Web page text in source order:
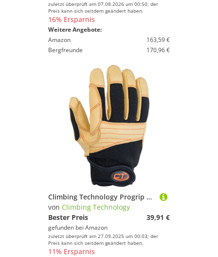
zuletzt überprüft am 07.08.2026 um 00:50; der
Preis kann sich seitdem geändert haben.
16% Ersparnis
Weitere Angebote:
Amazon
163,59 €
Bergfreunde
170,96 €
Climbing Technology Progrip Plus Größe M beige
von Climbing Technology
Bester Preis
39,91 €
gefunden bei Amazon
zuletzt überprüft am 27.09.2025 um 00:03; der
Preis kann sich seitdem geändert haben.
11% Ersparnis